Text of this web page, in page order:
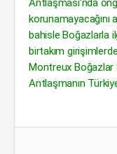
Antlaşması’nda
korunamayacağını
bahisle Boğazlarla
birtakım
Montreux Boğazlar
Antlaşmanın